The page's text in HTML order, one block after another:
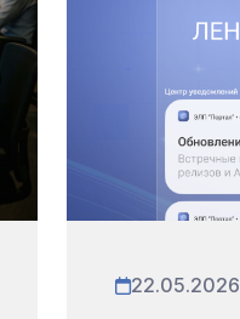
22.05.2026